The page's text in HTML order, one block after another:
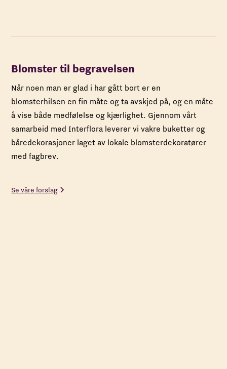
Blomster til begravelsen
Når noen man er glad i har gått bort er en
blomsterhilsen en fin måte og ta avskjed på, og en måte
å vise både medfølelse og kjærlighet. Gjennom vårt
samarbeid med Interflora leverer vi vakre buketter og
båredekorasjoner laget av lokale blomsterdekoratører
med fagbrev.​
Se våre forslag